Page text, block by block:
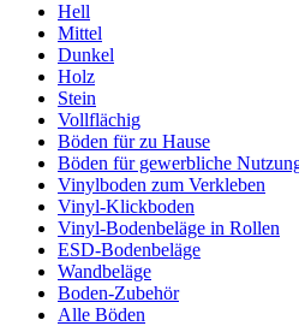
Hell
Mittel
Dunkel
Holz
Stein
Vollflächig
Böden für zu Hause
Böden für gewerbliche
Vinylboden zum Verkleben
Vinyl-Klickboden
Vinyl-Bodenbeläge in Rollen
ESD-Bodenbeläge
Wandbeläge
Boden-Zubehör
Alle Böden